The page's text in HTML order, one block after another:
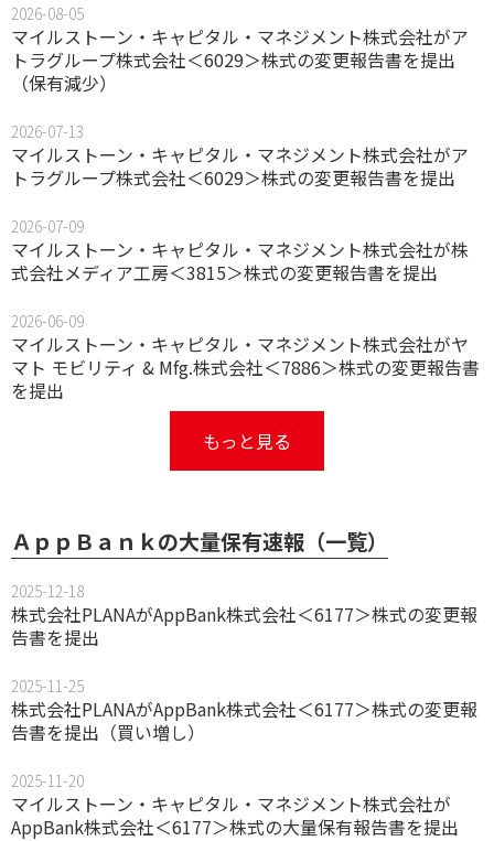
2026-08-05
マイルストーン・キャピタル・マネジメント株式会社がア
トラグループ株式会社＜6029＞株式の変更報告書を提出
（保有減少）
2026-07-13
マイルストーン・キャピタル・マネジメント株式会社がア
トラグループ株式会社＜6029＞株式の変更報告書を提出
2026-07-09
マイルストーン・キャピタル・マネジメント株式会社が株
式会社メディア工房＜3815＞株式の変更報告書を提出
2026-06-09
マイルストーン・キャピタル・マネジメント株式会社がヤ
マト モビリティ & Mfg.株式会社＜7886＞株式の変更報告書
を提出
もっと見る
ＡｐｐＢａｎｋの大量保有速報（一覧）
2025-12-18
株式会社PLANAがAppBank株式会社＜6177＞株式の変更報
告書を提出
2025-11-25
株式会社PLANAがAppBank株式会社＜6177＞株式の変更報
告書を提出（買い増し）
2025-11-20
マイルストーン・キャピタル・マネジメント株式会社が
AppBank株式会社＜6177＞株式の大量保有報告書を提出